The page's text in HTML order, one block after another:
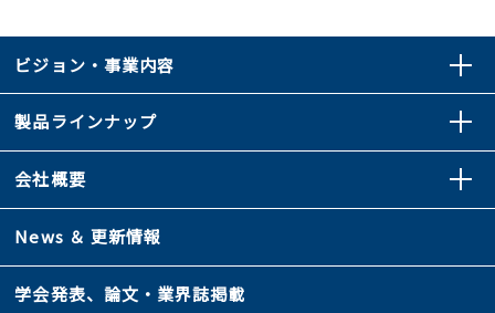
ビジョン・事業内容
製品ラインナップ
会社概要
News ＆ 更新情報
学会発表、論文・業界誌掲載